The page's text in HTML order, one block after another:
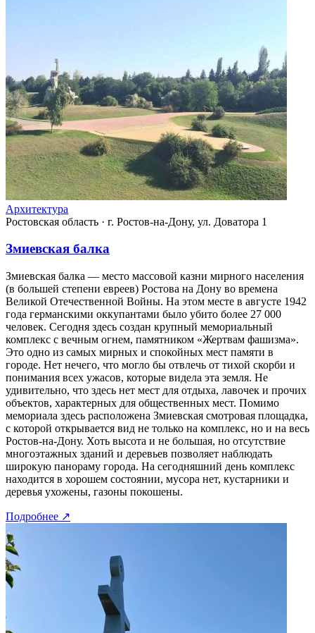
Архитектура
Ростовская область · г. Ростов-на-Дону, ул. Доватора 1
Змиевская балка
Змиевская балка — место массовой казни мирного населения
(в большей степени евреев) Ростова на Дону во времена
Великой Отечественной Войны. На этом месте в августе 1942
года германскими оккупантами было убито более 27 000
человек. Сегодня здесь создан крупный мемориальный
комплекс с вечным огнем, памятником «Жертвам фашизма».
Это одно из самых мирных и спокойных мест памяти в
городе. Нет нечего, что могло бы отвлечь от тихой скорби и
понимания всех ужасов, которые видела эта земля. Не
удивительно, что здесь нет мест для отдыха, лавочек и прочих
объектов, характерных для общественных мест. Помимо
мемориала здесь расположена Змиевская смотровая площадка,
с которой открывается вид не только на комплекс, но и на весь
Ростов-на-Дону. Хоть высота и не большая, но отсутствие
многоэтажных зданий и деревьев позволяет наблюдать
широкую панораму города. На сегодняшний день комплекс
находится в хорошем состоянии, мусора нет, кустарники и
деревья ухожены, газоны покошены.
Подробнее ↗